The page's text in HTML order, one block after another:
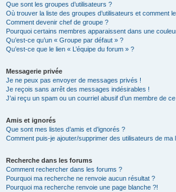
Que sont les groupes d’utilisateurs ?
Où trouver la liste des groupes d’utilisateurs et comment
Comment devenir chef de groupe ?
Pourquoi certains membres apparaissent dans une
Qu’est-ce qu’un « Groupe par défaut » ?
Qu’est-ce que le lien « L’équipe du forum » ?
Messagerie privée
Je ne peux pas envoyer de messages privés !
Je reçois sans arrêt des messages indésirables !
J’ai reçu un spam ou un courriel abusif d’un membre de
Amis et ignorés
Que sont mes listes d’amis et d’ignorés ?
Comment puis-je ajouter/supprimer des utilisateurs de ma
Recherche dans les forums
Comment rechercher dans les forums ?
Pourquoi ma recherche ne renvoie aucun résultat ?
Pourquoi ma recherche renvoie une page blanche ?!